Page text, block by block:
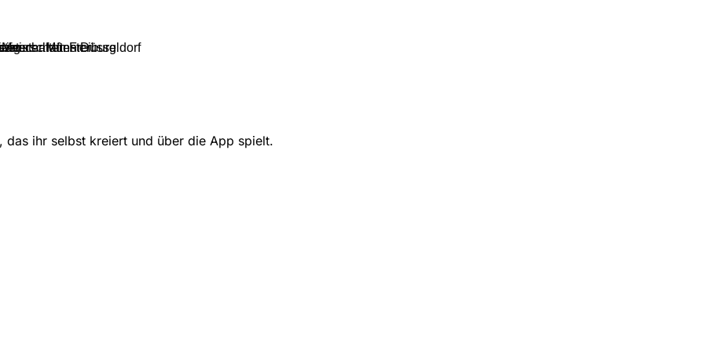
MünsterDüsseldorf
Freiburg
das ihr selbst kreiert und über die App spielt.